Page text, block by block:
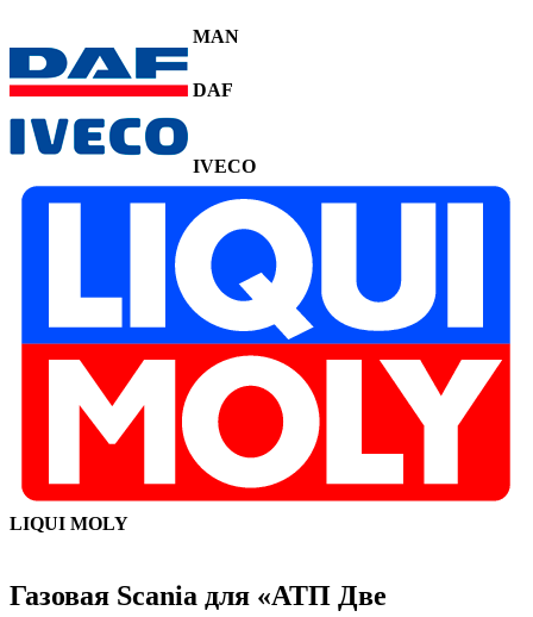
MAN
DAF
IVECO
LIQUI MOLY
Газовая Scania для «АТП Две